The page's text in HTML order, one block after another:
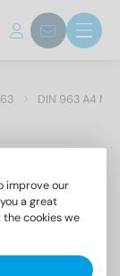
DIN 963 A4 M
improve our
a great
cookies we